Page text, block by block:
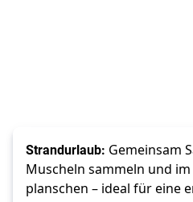
Strandurlaub: Gemeinsam
Muscheln sammeln und
planschen – ideal für eine